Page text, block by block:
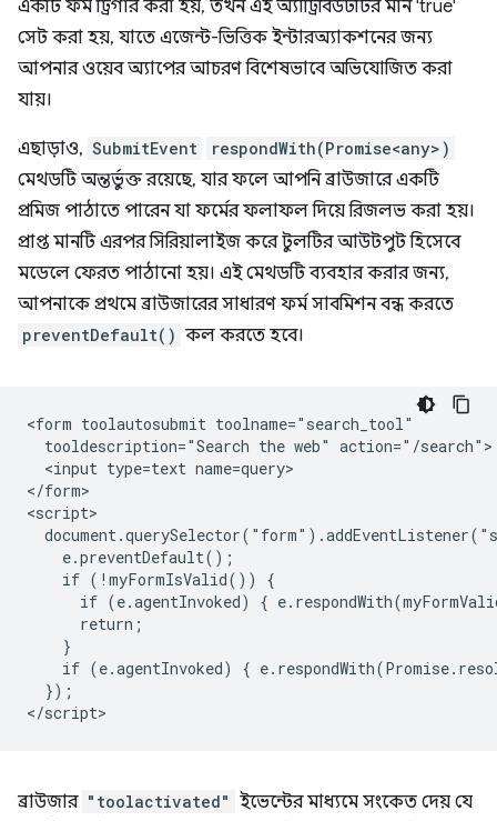
একটি ফর্ম ট্রিগার করা হয়, তখন এই অ্যাট্রিবিউটটির মান 'true'
সেট করা হয়, যাতে এজেন্ট-ভিত্তিক ইন্টারঅ্যাকশনের জন্য
আপনার ওয়েব অ্যাপের আচরণ বিশেষভাবে অভিযোজিত করা
যায়।
এছাড়াও, SubmitEvent respondWith(Promise<any>)
মেথডটি অন্তর্ভুক্ত রয়েছে, যার ফলে আপনি ব্রাউজারে একটি
প্রমিজ পাঠাতে পারেন যা ফর্মের ফলাফল দিয়ে রিজলভ করা হয়।
প্রাপ্ত মানটি এরপর সিরিয়ালাইজ করে টুলটির আউটপুট হিসেবে
মডেলে ফেরত পাঠানো হয়। এই মেথডটি ব্যবহার করার জন্য,
আপনাকে প্রথমে ব্রাউজারের সাধারণ ফর্ম সাবমিশন বন্ধ করতে
preventDefault() কল করতে হবে।
<form toolautosubmit toolname="search_tool"
  tooldescription="Search the web" action="/search">
  <input type=text name=query>
</form>
<script>
    e.preventDefault();
    if (!myFormIsValid()) {
if (e.agentInvoked) {
      return;
    }
if (e.agentInvoked) {
  });
ব্রাউজার "toolactivated" ইভেন্টের মাধ্যমে সংকেত দেয় যে